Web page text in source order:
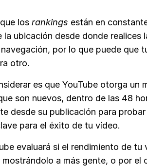
los rankings están en
ubicación desde donde realices
por lo que puede que
otro.
es que YouTube otorga un
son nuevos, dentro de las 48
desde su publicación para probar
para el éxito de tu vídeo.
evaluará si el rendimiento de tu
a más gente, o por el